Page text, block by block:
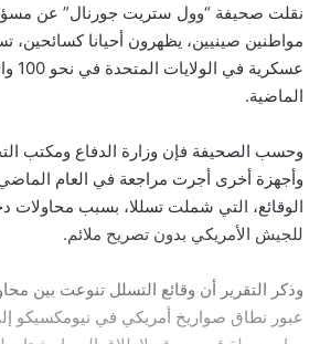
نقلت صحيفة “وول ستريت جورنال” عن
مواطنين صينيين، يظهرون أحيانا كسائحين،
الماضية.
وحسب الصحيفة فإن وزارة الدفاع ومكتب
وأجهزة أخرى أجرت مراجعة في العام
الوقائع، التي شملت تسللا، بسبب محاولات
للجيش الأمريكي بدون تصريح ملائم.
وذكر التقرير أن وقائع التسلل تنوعت بين
عبور نطاق صواريخ أمريكي في نيومكسيكو